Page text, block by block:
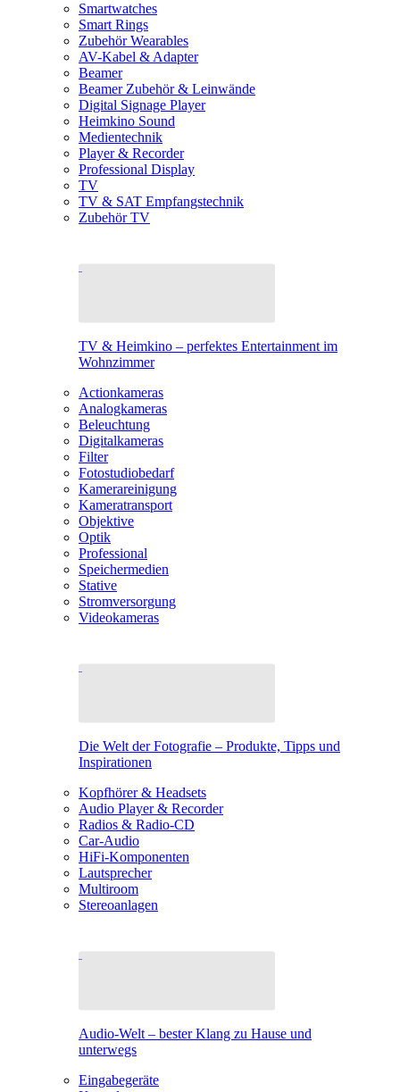
Smartwatches
Smart Rings
Zubehör Wearables
AV-Kabel & Adapter
Beamer
Beamer Zubehör & Leinwände
Digital Signage Player
Heimkino Sound
Medientechnik
Player & Recorder
Professional Display
TV
TV & SAT Empfangstechnik
Zubehör TV
TV & Heimkino – perfektes Entertainment im
Wohnzimmer
Actionkameras
Analogkameras
Beleuchtung
Digitalkameras
Filter
Fotostudiobedarf
Kamerareinigung
Kameratransport
Objektive
Optik
Professional
Speichermedien
Stative
Stromversorgung
Videokameras
Die Welt der Fotografie – Produkte, Tipps und
Inspirationen
Kopfhörer & Headsets
Audio Player & Recorder
Radios & Radio-CD
Car-Audio
HiFi-Komponenten
Lautsprecher
Multiroom
Stereoanlagen
Audio-Welt – bester Klang zu Hause und
unterwegs
Eingabegeräte